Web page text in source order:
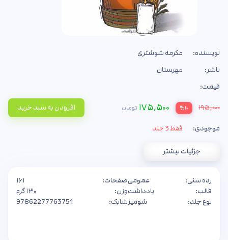
نویسنده:
مکرمه شوشتری
ناشر:
مهرستان
قیمت:
۱۹۵,۰۰۰ %۱۰ ۱۷۵,۵۰۰ تومان افزودن به سبد خرید
موجودی: فقط 3 جلد
جزئیات بیشتر
رده سنی:
عمومی
قالب:
یادداشت
نوع جلد:
شومیز
صفحات:
۱۶۱
وزن:
۱۳۰ گرم
شابک:
97862277763751